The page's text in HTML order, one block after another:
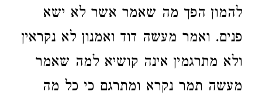
להמון הפך מה שאמר אשר לא ישא
פנים. ואמר מעשה דוד ואמנון לא נקראין
ולא מתרגמין אינה קושיא למה שאמר
מעשה תמר נקרא ומתרגם כי כל מה